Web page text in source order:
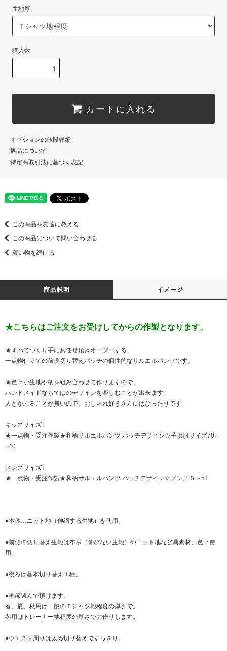
生地厚
購入数
カートに入れる
オプションの値段詳細
返品について
特定商取引法に基づく表記
この商品を友達に教える
この商品について問い合わせる
買い物を続ける
商品説明 イメージ
★こちらはご注文をお受けしてからの作製となります。
★すべてつくり手にお任せ頂きオーダーする、
一点物仕立ての前側切り替えパッチの個性的なサルエルパンツです。
★色々な生地や柄を組み合わせて作りますので、
ハンドメイドならではのデザインを楽しむことが出来ます。
人とかぶることが無いので、おしゃれ好きさんにはぴったりです。
キッズサイズ↓
★一点物・受注作製★和柄サルエルパンツ パッチデザイン☆子供服サイズ70～
140
メンズサイズ↓
★一点物・受注作製★和柄サルエルパンツ パッチデザイン☆メンズＳ～5Ｌ
●本体…ニット地（伸縮する生地）を使用。
●前側の切り替え生地は布帛（伸びない生地）やニット地など異素材、色々使
用。
●後ろは基本切り替え１種。
●季節選んで頂けます。
春、夏、秋用は一般のＴシャツ地程度の厚さで。
冬用はトレーナー地程度の厚さでお作りします。
●ウエスト周りは太め切り替えですっきり。